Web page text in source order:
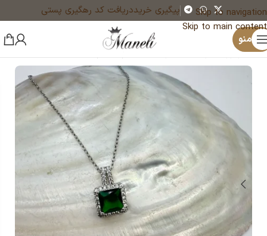
Skip to navigation
Skip to main content
پیگیری خریددریافت کد رهگیری پستی
منو
خانه زیورآلات و بدلیجات رنگ ثابت گردنبند زنانه
×